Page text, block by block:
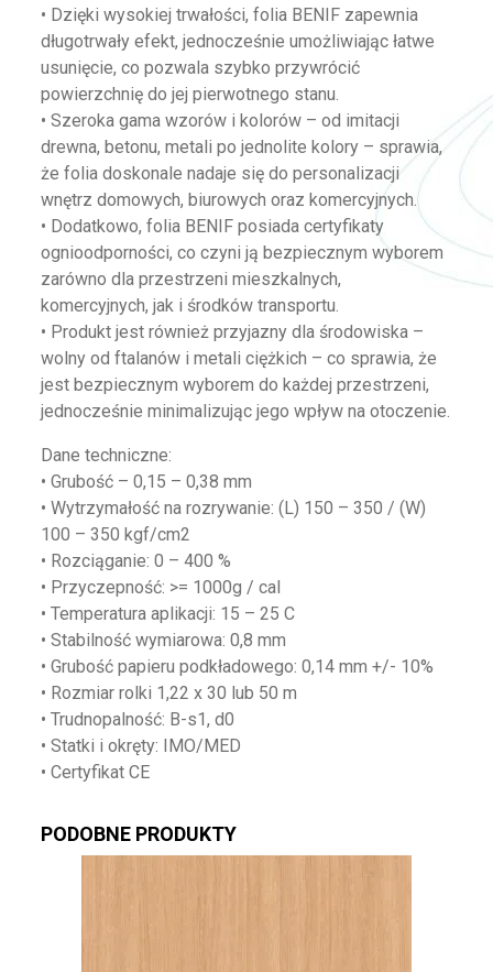
• Dzięki wysokiej trwałości, folia BENIF zapewnia
długotrwały efekt, jednocześnie umożliwiając łatwe
usunięcie, co pozwala szybko przywrócić
powierzchnię do jej pierwotnego stanu.
• Szeroka gama wzorów i kolorów – od imitacji
drewna, betonu, metali po jednolite kolory – sprawia,
że folia doskonale nadaje się do personalizacji
wnętrz domowych, biurowych oraz komercyjnych.
• Dodatkowo, folia BENIF posiada certyfikaty
ognioodporności, co czyni ją bezpiecznym wyborem
zarówno dla przestrzeni mieszkalnych,
komercyjnych, jak i środków transportu.
• Produkt jest również przyjazny dla środowiska –
wolny od ftalanów i metali ciężkich – co sprawia, że
jest bezpiecznym wyborem do każdej przestrzeni,
jednocześnie minimalizując jego wpływ na otoczenie.
Dane techniczne:
• Grubość – 0,15 – 0,38 mm
• Wytrzymałość na rozrywanie: (L) 150 – 350 / (W)
100 – 350 kgf/cm2
• Rozciąganie: 0 – 400 %
• Przyczepność: >= 1000g / cal
• Temperatura aplikacji: 15 – 25 C
• Stabilność wymiarowa: 0,8 mm
• Grubość papieru podkładowego: 0,14 mm +/- 10%
• Rozmiar rolki 1,22 x 30 lub 50 m
• Trudnopalność: B-s1, d0
• Statki i okręty: IMO/MED
• Certyfikat CE
PODOBNE PRODUKTY